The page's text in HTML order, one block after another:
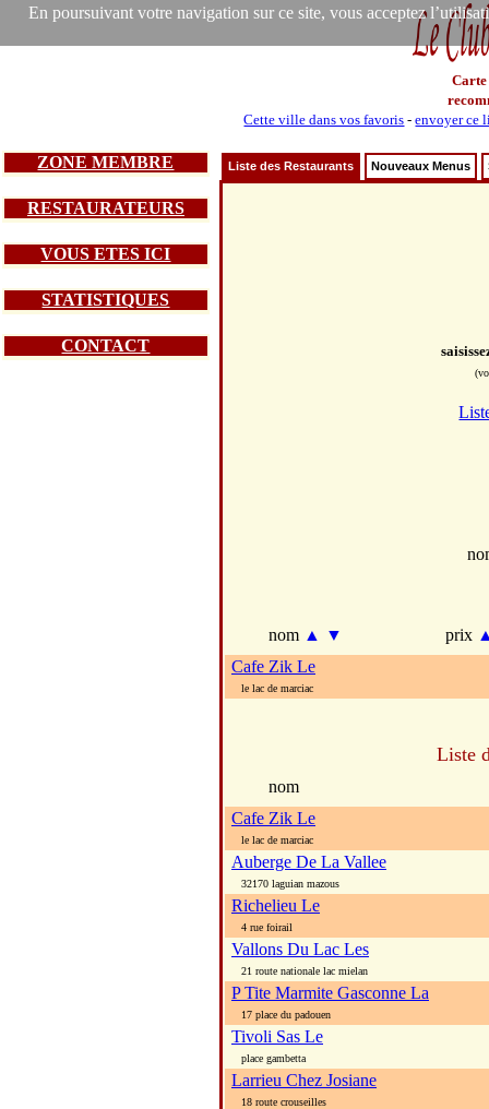
En poursuivant votre navigation sur ce site, vous acceptez
Carte
Cette ville dans vos favoris -envoyer ce
ZONE MEMBRE
RESTAURATEURS
VOUS ETES ICI
STATISTIQUES
CONTACT
Liste des Restaurants Nouveaux Menus
nom ▲ ▼ prix
Cafe Zik Le
le lac de marciac
Liste
nom
Cafe Zik Le
le lac de marciac
Auberge De La Vallee
32170 laguian mazous
Richelieu Le
4 rue foirail
Vallons Du Lac Les
21 route nationale lac mielan
P Tite Marmite Gasconne La
17 place du padouen
Tivoli Sas Le
place gambetta
Larrieu Chez Josiane
18 route crouseilles